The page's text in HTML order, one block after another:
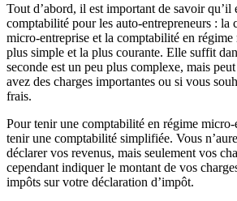
Tout d’abord, il est important de savoir qu’il
comptabilité pour les auto-entrepreneurs : la
micro-entreprise et la comptabilité en régime
plus simple et la plus courante. Elle suffit
seconde est un peu plus complexe, mais
avez des charges importantes ou si vous
frais.
Pour tenir une comptabilité en régime
tenir une comptabilité simplifiée. Vous
déclarer vos revenus, mais seulement vos
cependant indiquer le montant de vos
impôts sur votre déclaration d’impôt.